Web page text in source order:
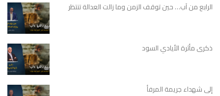
الرابع من آب… حين توقف الزمن وما زالت العدالة تنتظر
ذكرى مأثرة الأيادي السود
إلى شهداء جريمة المرفأ